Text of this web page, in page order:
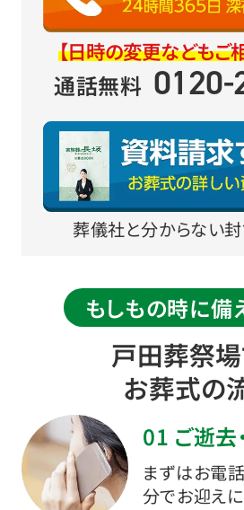
【日時の変更などもご
通話無料 0120-
葬儀社と分からない
もしもの時に備
戸田葬祭
お葬式の
01 ご逝去
まずはお電
分でお迎えに